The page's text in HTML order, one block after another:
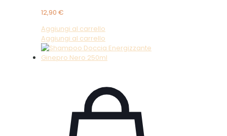
12,90 €
Aggiungi al carrello
Aggiungi al carrello